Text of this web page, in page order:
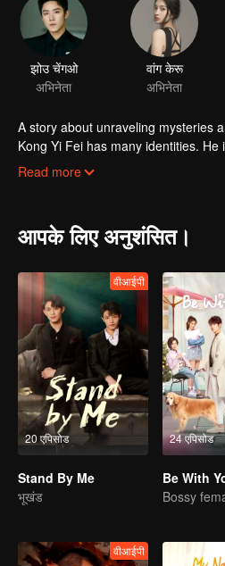
A story about unraveling mysteries
Kong Yi Fei has many identities.
sense of touch. Han Bing is a hot-
Read more
आपके लिए अनुशंसित।
20 एपिसोड
वीआईपी
Stand By Me
भूखंड
24 एपिसोड
Be With
वीआईपी